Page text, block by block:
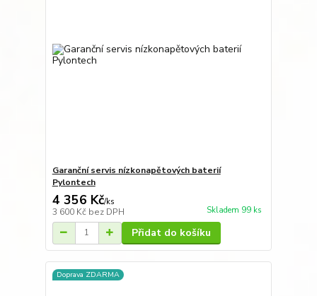
Garanční servis nízkonapětových baterií
Pylontech
4 356 Kč/ks
3 600 Kč bez DPH Skladem 99 ks
Přidat do košíku
Doprava ZDARMA